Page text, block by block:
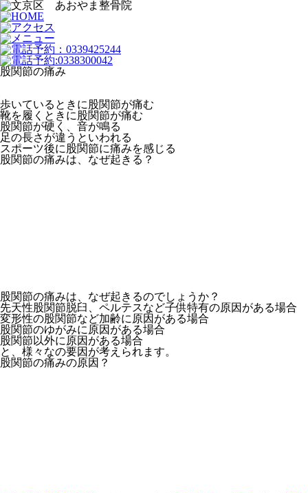
股関節の痛み
歩いているときに股関節が痛む
靴を履くときに股関節が痛む
股関節が硬く、音が鳴る
足の長さが違うといわれる
スポーツ後に股関節に痛みを感じる
股関節の痛みは、なぜ起きる？
股関節の痛みは、なぜ起きるのでしょうか？
先天性股関節脱臼、ペルテスなど子供特有の原因がある場合
変形性の股関節など加齢に原因がある場合
股関節のゆがみに原因がある場合
股関節以外に原因がある場合
と、様々なの要因が考えられます。
股関節の痛みの原因？